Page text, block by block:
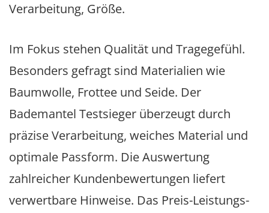
Verarbeitung, Größe.
Im Fokus stehen Qualität und Tragegefühl.
Besonders gefragt sind Materialien wie
Baumwolle, Frottee und Seide. Der
Bademantel Testsieger überzeugt durch
präzise Verarbeitung, weiches Material und
optimale Passform. Die Auswertung
zahlreicher Kundenbewertungen liefert
verwertbare Hinweise. Das Preis-Leistungs-